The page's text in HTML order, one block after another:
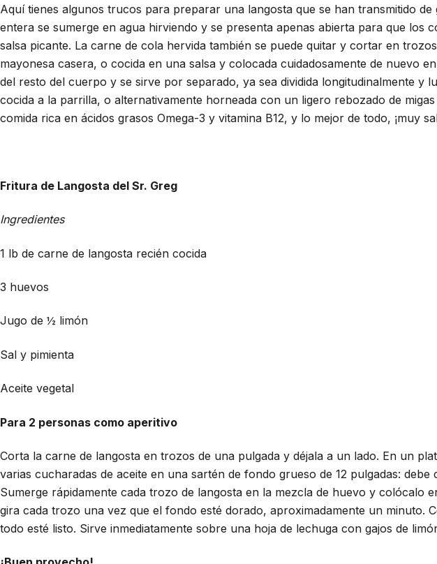
Aquí tienes algunos trucos para preparar una langosta que se han transmitido
entera se sumerge en agua hirviendo y se presenta apenas abierta para que
salsa picante. La carne de cola hervida también se puede quitar y cortar en
mayonesa casera, o cocida en una salsa y colocada cuidadosamente de nuevo
del resto del cuerpo y se sirve por separado, ya sea dividida longitudinalmente
cocida a la parrilla, o alternativamente horneada con un ligero rebozado de
comida rica en ácidos grasos Omega-3 y vitamina B12, y lo mejor de todo, ¡muy
Fritura de Langosta del Sr. Greg
Ingredientes
1 lb de carne de langosta recién cocida
3 huevos
Jugo de ½ limón
Sal y pimienta
Aceite vegetal
Para 2 personas como aperitivo
Corta la carne de langosta en trozos de una pulgada y déjala a un lado. En un
varias cucharadas de aceite en una sartén de fondo grueso de 12 pulgadas:
Sumerge rápidamente cada trozo de langosta en la mezcla de huevo y colócalo
gira cada trozo una vez que el fondo esté dorado, aproximadamente un minuto.
todo esté listo. Sirve inmediatamente sobre una hoja de lechuga con gajos de